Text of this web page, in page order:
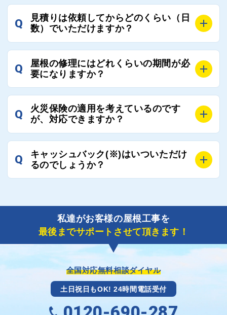
優良業者のみをご紹介できる体制により、お客様の安
心と信頼を維持しております。
屋根コネクトにお任せください。屋根コネクトでは、
工事業者へのお断りも無料で代行しております。
れる必要はございませんので、いつでもお気軽にご相
談ください。
Q
見積りは依頼してからどのくらい（日
数）でいただけますか？
工事業者にもよりますが、おおよそ現地調査後3日～1
週間前後にはお届けできます。
ご連絡いただき、屋根コネクトから直ちに紹介の工事
業者へ状況確認の連絡をし、即時対応するよう指示を
いたしますので、お気軽にお申し付けください。
Q
屋根の修理にはどれくらいの期間が必
要になりますか？
工事業者の状況や屋根の状態、工事の内容、天候によ
って工事期間は変わりますが、目安としては、おおよ
また、急ぎの場合などは屋根コネクトとしても全面的
にご協力いたしますので、ご相談ください。可能な限
り期間を短縮できる状況の工事業者を選定させていた
だきます。
Q
火災保険の適用を考えているのです
が、対応できますか？
風災補償を適用される場合は、専門家による視察と必
Q
キャッシュバック(※)はいついただけ
るのでしょうか？
了しましたら、キャッシュバック(※)申込みフォーム
に各項目を入力いただいた上で送信してください。
その内容を屋根コネクトが確認できた日時から翌月末
までには送付手配させていただきます。
※キャッシュバックの金額は契約金額によって異なり
ます。
私達がお客様の屋根工事を
最後までサポートさせて頂きます！
全国対応無料相談ダイヤル
土日祝日もOK! 24時間電話受付